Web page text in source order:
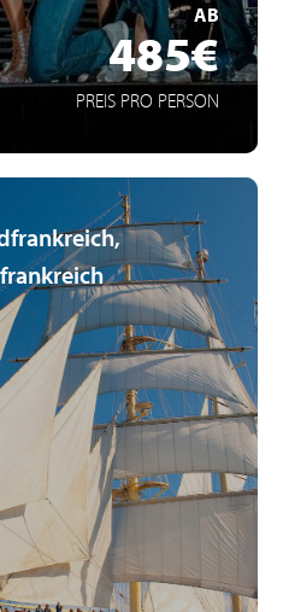
AB
485€
PREIS PRO PERSON
weißen Segeln
Ambiente
vor St. Tropez
ERFAHREN